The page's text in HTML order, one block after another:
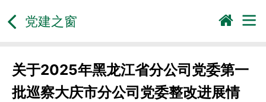
党建之窗
关于2025年黑龙江省分公司党委第一
批巡察大庆市分公司党委整改进展情